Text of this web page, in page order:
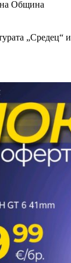
Община
„Средец“ и